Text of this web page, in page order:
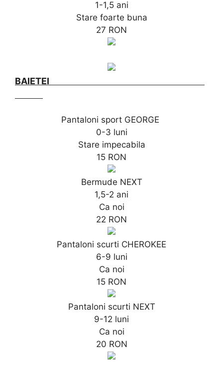
1-1,5 ani
Stare foarte buna
27 RON
BAIETEI
Pantaloni sport GEORGE
0-3 luni
Stare impecabila
15 RON
Bermude NEXT
1,5-2 ani
Ca noi
22 RON
Pantaloni scurti CHEROKEE
6-9 luni
Ca noi
15 RON
Pantaloni scurti NEXT
9-12 luni
Ca noi
20 RON